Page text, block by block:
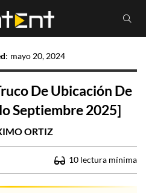
: mayo 20, 2024
De Ubicación De
Septiembre 2025]
ORTIZ
10 lectura mínima